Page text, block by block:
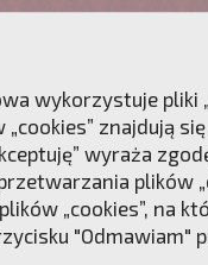
wykorzystuje pliki
znajdują
wyraża
plików
„cookies”, na
"Odmawiam"